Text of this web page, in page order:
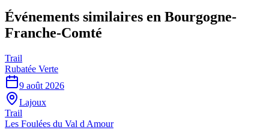
Événements similaires en Bourgogne-
Franche-Comté
Trail
Rubatée Verte
9 août 2026
Lajoux
Trail
Les Foulées du Val d Amour